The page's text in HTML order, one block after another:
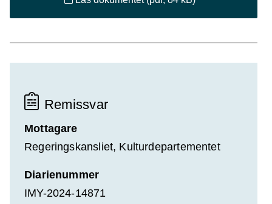
Remissvar
Mottagare
Regeringskansliet, Kulturdepartementet
Diarienummer
IMY-2024-14871